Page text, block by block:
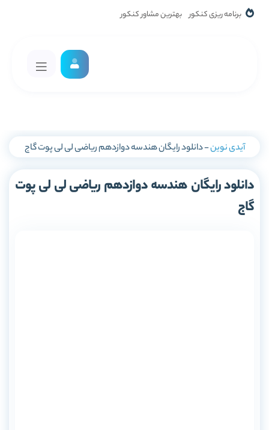
برنامه ریزی کنکور بهترین مشاور کنکور
آیدی نوین-دانلود رایگان هندسه دوازدهم ریاضی لی لی پوت گاج
دانلود رایگان هندسه دوازدهم ریاضی لی لی پوت
گاج